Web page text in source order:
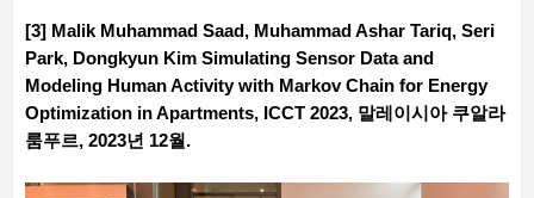
[3] Malik Muhammad Saad, Muhammad Ashar Tariq, Seri
Park, Dongkyun Kim Simulating Sensor Data and
Modeling Human Activity with Markov Chain for Energy
Optimization in Apartments, ICCT 2023, 말레이시아 쿠알라
룸푸르, 2023년 12월.